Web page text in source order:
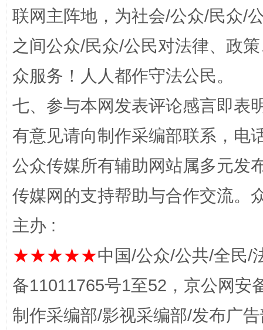
这是一记警钟！
联网主阵地，为社会/公众/民众/
之间公众/民众/公民对法律、政
众服务！人人都作守法公民。
七、参与本网发表评论感言即表
有意见请向制作采编部联系，电
公众传媒所有辅助网站属多元发
传媒网的支持帮助与合作交流。
主办 :
★★★★★中国/公众/公共/全民/
备11011765号1至52，京公网安
制作采编部/影视采编部/发布广